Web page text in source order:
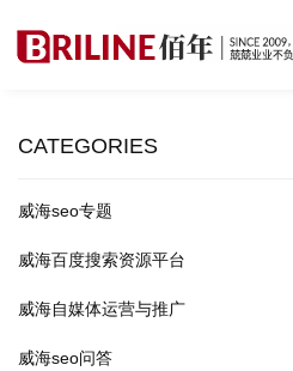
CATEGORIES
威海seo专题
威海百度搜索资源平台
威海自媒体运营与推广
威海seo问答